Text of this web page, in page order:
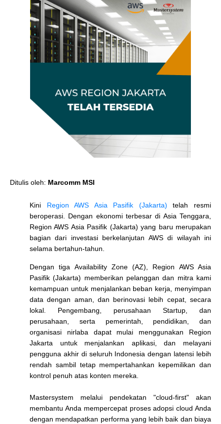
Ditulis oleh: Marcomm MSI
Kini Region AWS Asia Pasifik (Jakarta) telah resmi
beroperasi. Dengan ekonomi terbesar di Asia Tenggara,
Region AWS Asia Pasifik (Jakarta) yang baru merupakan
bagian dari investasi berkelanjutan AWS di wilayah ini
selama bertahun-tahun.
Dengan tiga Availability Zone (AZ), Region AWS Asia
Pasifik (Jakarta) memberikan pelanggan dan mitra kami
kemampuan untuk menjalankan beban kerja, menyimpan
data dengan aman, dan berinovasi lebih cepat, secara
lokal. Pengembang, perusahaan Startup, dan
perusahaan, serta pemerintah, pendidikan, dan
organisasi nirlaba dapat mulai menggunakan Region
Jakarta untuk menjalankan aplikasi, dan melayani
pengguna akhir di seluruh Indonesia dengan latensi lebih
rendah sambil tetap mempertahankan kepemilikan dan
kontrol penuh atas konten mereka.
Mastersystem melalui pendekatan "cloud-first" akan
membantu Anda mempercepat proses adopsi cloud Anda
dengan mendapatkan performa yang lebih baik dan biaya